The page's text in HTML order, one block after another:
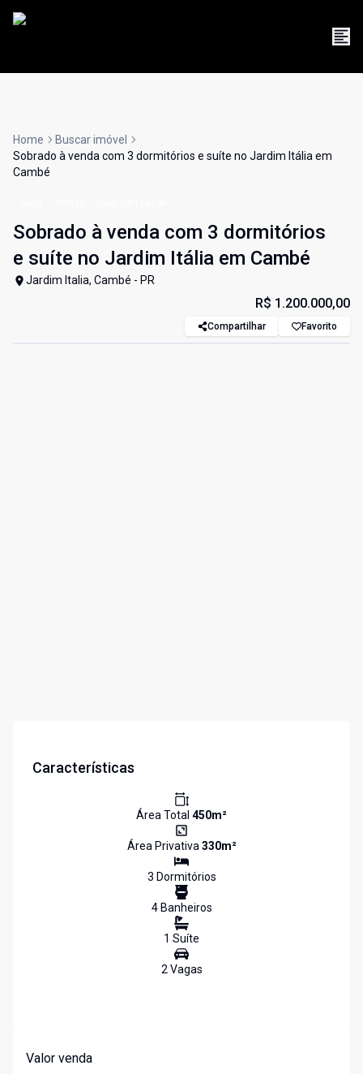
Home
Buscar imóvel
Sobrado à venda com 3 dormitórios e suíte no Jardim Itália em
Cambé
Sobrado à venda com 3 dormitórios
e suíte no Jardim Itália em Cambé
Jardim Italia, Cambé - PR
R$ 1.200.000,00
Compartilhar Favorito
Características
Área Total 450m²
Área Privativa330m²
3 Dormitórios
4Banheiros
1 Suíte
2Vagas
Valor venda